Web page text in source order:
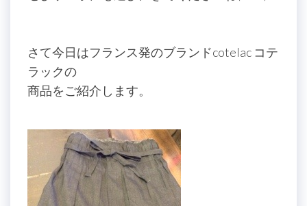
さて今日はフランス発のブランドcotelac コテ
ラックの
商品をご紹介します。